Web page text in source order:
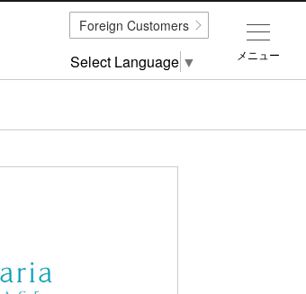
メニュー
Foreign Customers
Select Language ▼